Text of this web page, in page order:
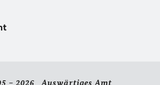
– 2026 Auswärtiges Amt